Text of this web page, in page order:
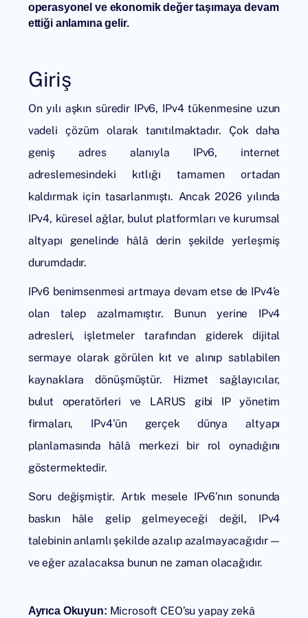
operasyonel ve ekonomik değer taşımaya devam
ettiği anlamına gelir.
Giriş
On yılı aşkın süredir IPv6, IPv4 tükenmesine uzun
vadeli çözüm olarak tanıtılmaktadır. Çok daha
geniş adres alanıyla IPv6, internet
adreslemesindeki kıtlığı tamamen ortadan
kaldırmak için tasarlanmıştı. Ancak 2026 yılında
IPv4, küresel ağlar, bulut platformları ve kurumsal
altyapı genelinde hâlâ derin şekilde yerleşmiş
durumdadır.
IPv6 benimsenmesi artmaya devam etse de IPv4’e
olan talep azalmamıştır. Bunun yerine IPv4
adresleri, işletmeler tarafından giderek dijital
sermaye olarak görülen kıt ve alınıp satılabilen
kaynaklara dönüşmüştür. Hizmet sağlayıcılar,
bulut operatörleri ve LARUS gibi IP yönetim
firmaları, IPv4’ün gerçek dünya altyapı
planlamasında hâlâ merkezi bir rol oynadığını
göstermektedir.
Soru değişmiştir. Artık mesele IPv6’nın sonunda
baskın hâle gelip gelmeyeceği değil, IPv4
talebinin anlamlı şekilde azalıp azalmayacağıdır —
ve eğer azalacaksa bunun ne zaman olacağıdır.
Ayrıca Okuyun: Microsoft CEO’su yapay zekâ